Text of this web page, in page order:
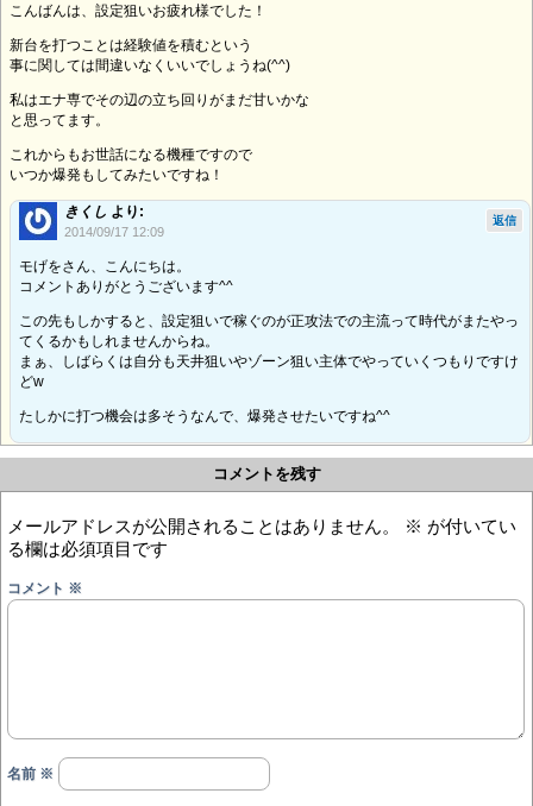
こんばんは、設定狙いお疲れ様でした！
新台を打つことは経験値を積むという
事に関しては間違いなくいいでしょうね(^^)
私はエナ専でその辺の立ち回りがまだ甘いかな
と思ってます。
これからもお世話になる機種ですので
いつか爆発もしてみたいですね！
きくし より:
2014/09/17 12:09
モげをさん、こんにちは。
コメントありがとうございます^^
この先もしかすると、設定狙いで稼ぐのが正攻法での主流って時代がまたやっ
てくるかもしれませんからね。
まぁ、しばらくは自分も天井狙いやゾーン狙い主体でやっていくつもりですけ
どw
たしかに打つ機会は多そうなんで、爆発させたいですね^^
返信
コメントを残す
メールアドレスが公開されることはありません。 ※ が付いてい
る欄は必須項目です
コメント ※
名前 ※